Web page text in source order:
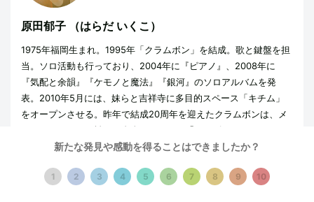
原田郁子 （はらだ いくこ）
1975年福岡生まれ。1995年「クラムボン」を結成。歌と鍵盤を担
当。ソロ活動も行っており、2004年に『ピアノ』、2008年に
『気配と余韻』『ケモノと魔法』『銀河』のソロアルバムを発
表。2010年5月には、妹らと吉祥寺に多目的スペース「キチム」
をオープンさせる。昨年で結成20周年を迎えたクラムボンは、メ
ジャーレーベルを離れ、自身のレーベル「トロピカル」よりツア
ー会場でのみ販売されるミニアルバムを発表予定。新曲を生演奏
ー」（全国27公演）開催中。
新たな発見や感動を得ることはできましたか？
1 2 3 4 5 6 7 8 9 10